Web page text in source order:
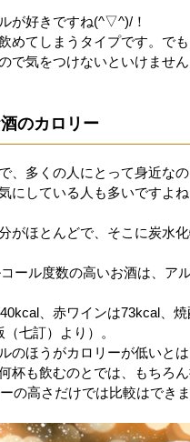
が好きですね(^▽^)/！
めてしまうタイプです。で
で気をつけないといけませ
のカロリー
、多くの人にとって身近な
にしている人も多いですよね
がほとんどで、そこに炭水
ール度数の高いお酒は、ア
、赤ワインは73kcal、
七訂）より）。
のほうがカロリーが低いと
杯も飲むのとでは、もちろ
の高さだけでは比較はできま